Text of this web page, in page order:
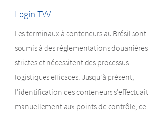
Login TVV
Les terminaux à conteneurs au Brésil sont
soumis à des réglementations douanières
strictes et nécessitent des processus
logistiques efficaces. Jusqu'à présent,
l'identification des conteneurs s'effectuait
manuellement aux points de contrôle, ce